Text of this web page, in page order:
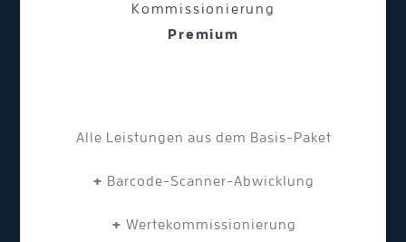
Kommissionierung
Premium
Alle Leistungen aus dem Basis-Paket
+ Barcode-Scanner-Abwicklung
+ Wertekommissionierung